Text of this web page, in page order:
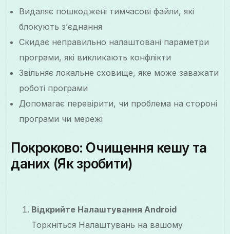
Видаляє пошкоджені тимчасові файли, які
блокують з’єднання
Скидає неправильно налаштовані параметри
програми, які викликають конфлікти
Звільняє локальне сховище, яке може заважати
роботі програми
Допомагає перевірити, чи проблема на стороні
програми чи мережі
Покроково: Очищення кешу та
даних (Як зробити)
Відкрийте Налаштування Android
Торкніться Налаштувань на вашому